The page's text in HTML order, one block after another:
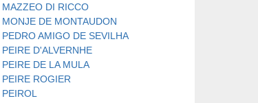
MAZZEO DI RICCO
MONJE DE MONTAUDON
PEDRO AMIGO DE SEVILHA
PEIRE D'ALVERNHE
PEIRE DE LA MULA
PEIRE ROGIER
PEIROL